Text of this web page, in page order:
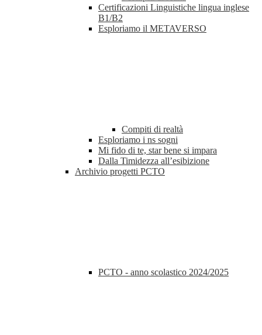
Certificazioni Linguistiche lingua inglese
B1/B2
Esploriamo il METAVERSO
Compiti di realtà
Esploriamo i ns sogni
Mi fido di te, star bene si impara
Dalla Timidezza all’esibizione
Archivio progetti PCTO
PCTO - anno scolastico 2024/2025